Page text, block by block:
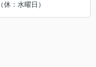
（休：水曜日）